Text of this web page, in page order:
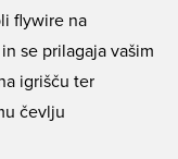
flywire na
se prilagaja vašim
igrišču ter
čevlju